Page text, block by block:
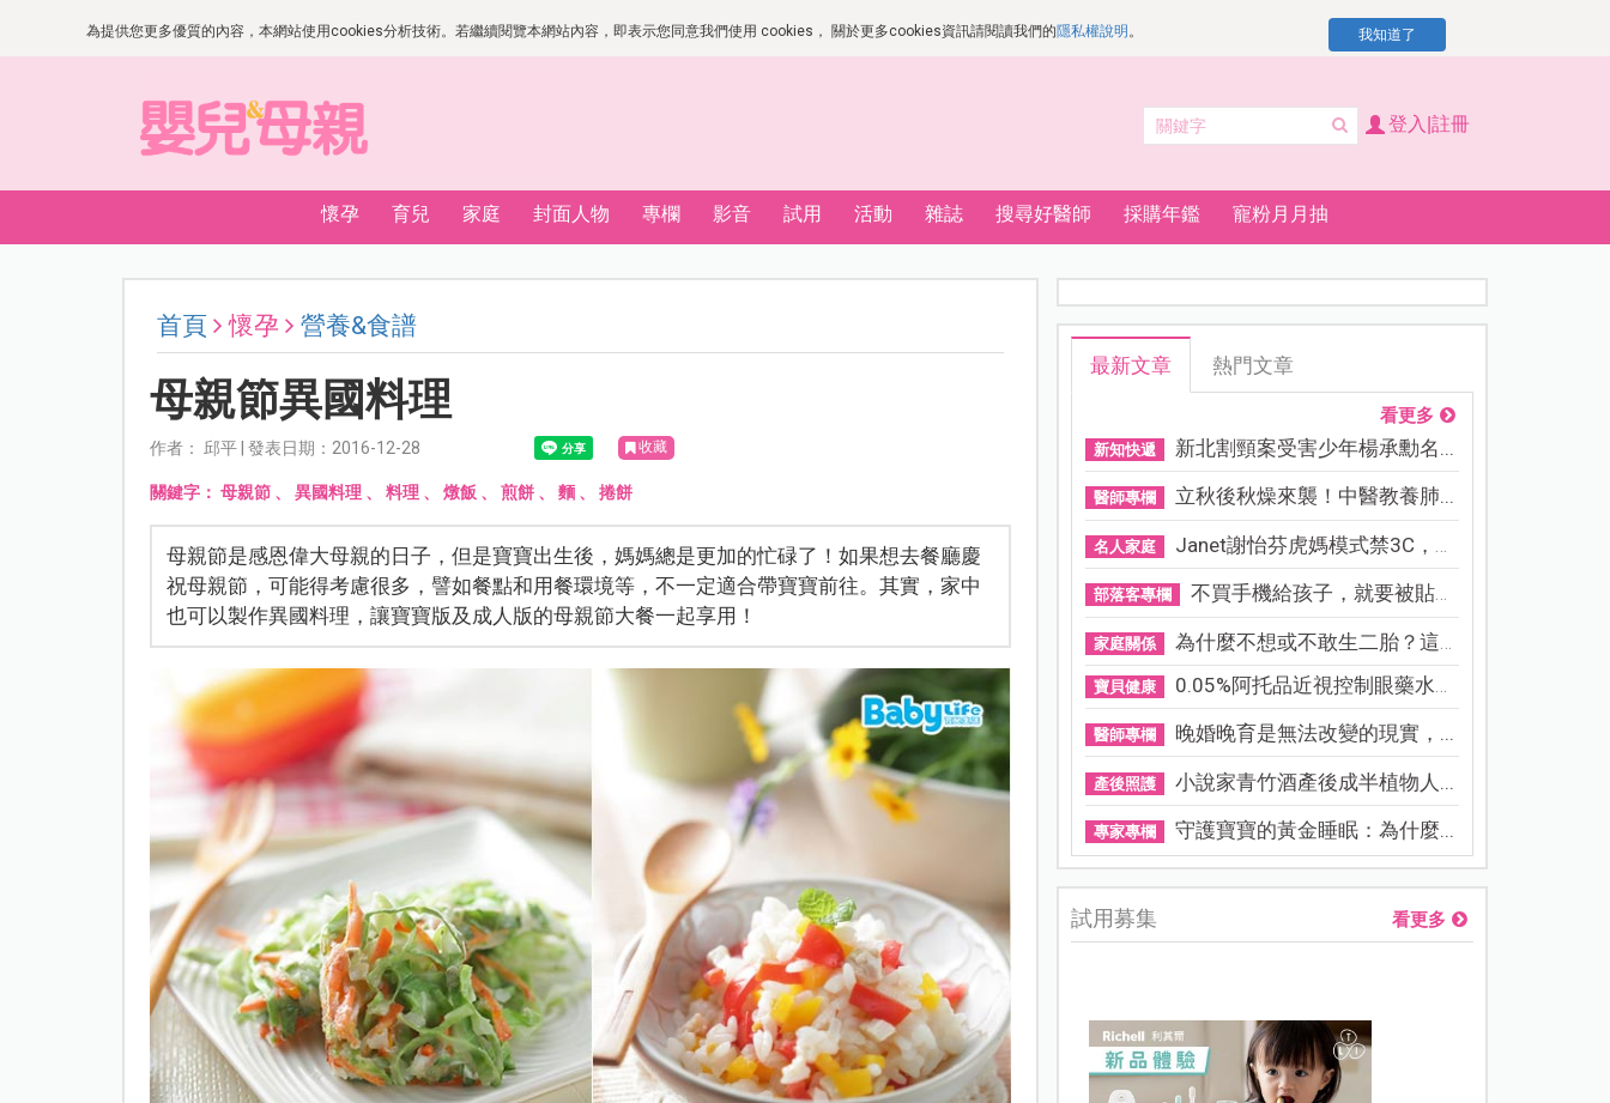
為提供您更多優質的內容，本網站使用cookies分析技術。若繼續閱覽本網站內容，即表示您同意我們使用 cookies， 關於更多cookies資訊請閱讀我們的隱私權說明 。 我知道了
登入|註冊
懷孕 育兒 家庭 封面人物 專欄 影音 試用 活動 雜誌 搜尋好醫師 採購年鑑 寵粉月月抽
首頁 懷孕 營養&食譜
母親節異國料理
作者： 邱平 | 發表日期：2016-12-28 收藏
關鍵字： 母親節、 異國料理、 料理、 燉飯 、 煎餅、 麵、 捲餅
母親節是感恩偉大母親的日子，但是寶寶出生後，媽媽總是更加的忙碌了！如果想去餐廳慶
祝母親節，可能得考慮很多，譬如餐點和用餐環境等，不一定適合帶寶寶前往。其實，家中
也可以製作異國料理，讓寶寶版及成人版的母親節大餐一起享用！
最新文章 熱門文章
看更多
新知快遞 新北割頸案受害少年楊承勳名...
醫師專欄 立秋後秋燥來襲！中醫教養肺...
名人家庭 Janet謝怡芬虎媽模式禁3C，看...
部落客專欄 不買手機給孩子，就要被貼「...
家庭關係 為什麼不想或不敢生二胎？這8...
寶貝健康 0.05%阿托品近視控制眼藥水納...
醫師專欄 晚婚晚育是無法改變的現實，...
產後照護 小說家青竹酒產後成半植物人...
專家專欄 守護寶寶的黃金睡眠：為什麼...
試用募集 看更多